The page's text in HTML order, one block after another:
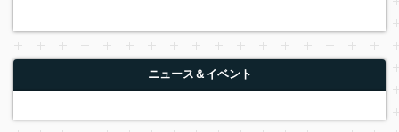
ニュース＆イベント